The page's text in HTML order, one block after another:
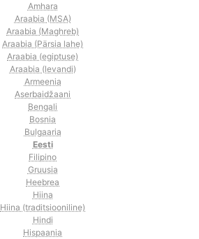
Amhara
Araabia (MSA)
Araabia (Maghreb)
Araabia (Pärsia lahe)
Araabia (egiptuse)
Araabia (levandi)
Armeenia
Aserbaidžaani
Bengali
Bosnia
Bulgaaria
Eesti
Filipino
Gruusia
Heebrea
Hiina
Hiina (traditsiooniline)
Hindi
Hispaania